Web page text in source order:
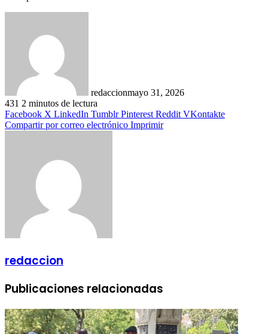
redaccionmayo 31, 2026
431 2 minutos de lectura
Facebook X LinkedIn Tumblr Pinterest Reddit VKontakte
Compartir por correo electrónico Imprimir
redaccion
Publicaciones relacionadas